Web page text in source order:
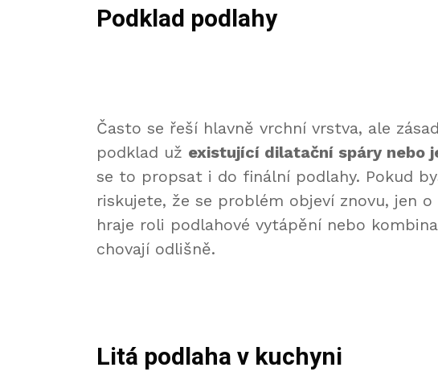
Podklad podlahy
Často se řeší hlavně vrchní vrstva, ale
podklad už existující dilatační spáry nebo
se to propsat i do finální podlahy. Pokud
riskujete, že se problém objeví znovu, jen
hraje roli podlahové vytápění nebo
chovají odlišně.
Litá podlaha v kuchyni